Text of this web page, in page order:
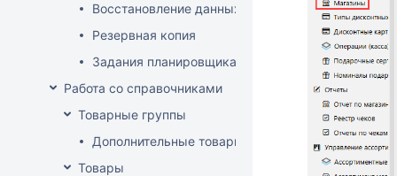
Восстановление данных
Резервная копия
Задания планировщика
Работа со справочниками
Товарные группы
Дополнительные товарные группы
Товары